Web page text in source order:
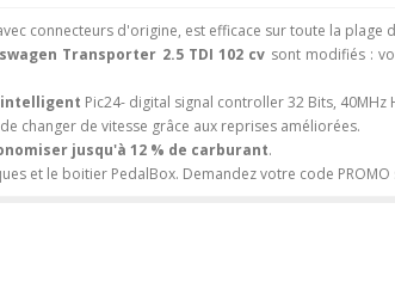
connecteurs d'origine, est efficace sur toute la plage
Transporter 2.5 TDI 102 cv sont modifiés :
Pic24- digital signal controller 32 Bits,
changer de vitesse grâce aux reprises améliorées.
jusqu'à 12 % de carburant.
et le boitier PedalBox. Demandez votre code PROMO